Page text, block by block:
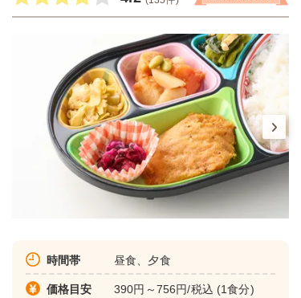
時間帯 昼食、夕食
価格目安 390円～756円/税込 (1食分)